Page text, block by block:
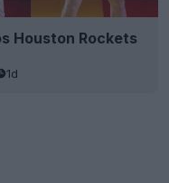
Houston Rockets
1d